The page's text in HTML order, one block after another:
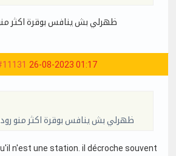
ظهرلي بش ينافس بوقرة اكثر منو
26-08-2023 01:17
ظهرلي بش ينافس بوقرة اكثر منو
n'est une station. il décroche souvent